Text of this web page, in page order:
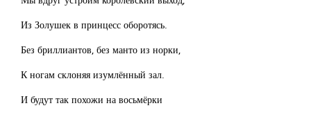
Из Золушек в принцесс оборотясь.
Без бриллиантов, без манто из норки,
К ногам склоняя изумлённый зал.
И будут так похожи на восьмёрки